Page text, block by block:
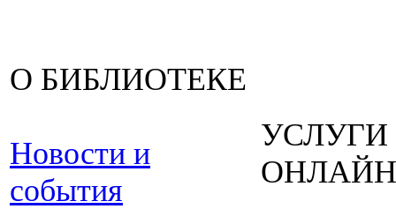
О БИБЛИОТЕКЕ
Новости и
события
УСЛУГИ
ОНЛАЙН